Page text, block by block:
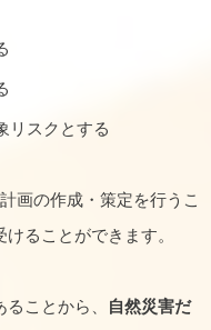
リスクとする
画の作成・策定を行うこ
ることができます。
ことから、
自然災害だ